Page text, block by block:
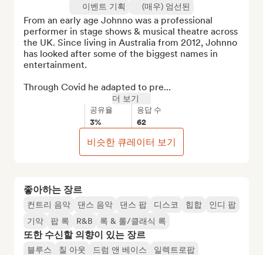
좋아하는 장르
컨트리 음악 댄스 음악 댄스 팝 디스코 힙합
인디 팝
기악
팝 록 R&B 록 & 롤/클래식 록
또한 수신할 의향이 있는 장르
블루스 칠 아웃 드럼 앤 베이스
일렉트로팝
이벤트 기획
(매우) 엄선된
From an early age Johnno was a professional
performer in stage shows & musical theatre across
the UK. Since living in Australia from 2012, Johnno
has looked after some of the biggest names in
entertainment.
Through Covid he adapted to pre...
더 보기
공유율
3%
응답 수
62
비슷한 큐레이터 보기